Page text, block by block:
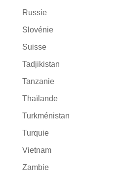
Russie
Slovénie
Suisse
Tadjikistan
Tanzanie
Thaïlande
Turkménistan
Turquie
Vietnam
Zambie